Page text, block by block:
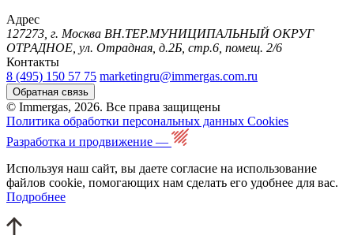
Адрес
127273, г. Москва ВН.ТЕР.МУНИЦИПАЛЬНЫЙ ОКРУГ
ОТРАДНОЕ, ул. Отрадная, д.2Б, стр.6, помещ. 2/6
Контакты
8 (495) 150 57 75 marketingru@immergas.com.ru
Обратная связь
© Immergas, 2026. Все права защищены
Политика обработки персональных данных Cookies
Разработка и продвижение —
Используя наш сайт, вы даете согласие на использование
файлов cookie, помогающих нам сделать его удобнее для вас.
Подробнее